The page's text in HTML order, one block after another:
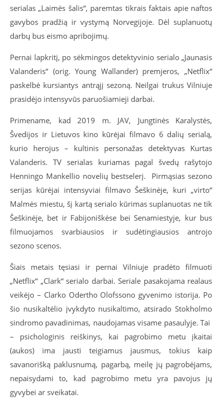
serialas „Laimės šalis“, paremtas tikrais faktais apie naftos
gavybos pradžią ir vystymą Norvegijoje. Dėl suplanuotų
darbų bus eismo apribojimų.
Pernai lapkritį, po sėkmingos detektyvinio serialo „Jaunasis
Valanderis“ (orig. Young Wallander) premjeros, „Netflix“
paskelbė kursiantys antrąjį sezoną. Neilgai trukus Vilniuje
prasidėjo intensyvūs paruošiamieji darbai.
Primename, kad 2019 m. JAV, Jungtinės Karalystės,
Švedijos ir Lietuvos kino kūrėjai filmavo 6 dalių serialą,
kurio herojus – kultinis personažas detektyvas Kurtas
Valanderis. TV serialas kuriamas pagal švedų rašytojo
Henningo Mankellio novelių bestselerį. Pirmąsias sezono
serijas kūrėjai intensyviai filmavo Šeškinėje, kuri „virto“
Malmės miestu, šį kartą serialo kūrimas suplanuotas ne tik
Šeškinėje, bet ir Fabijoniškėse bei Senamiestyje, kur bus
filmuojamos svarbiausios ir sudėtingiausios antrojo
sezono scenos.
Šiais metais tęsiasi ir pernai Vilniuje pradėto filmuoti
„Netflix“ „Clark“ serialo darbai. Seriale pasakojama realaus
veikėjo – Clarko Odertho Olofssono gyvenimo istorija. Po
šio nusikaltėlio įvykdyto nusikaltimo, atsirado Stokholmo
sindromo pavadinimas, naudojamas visame pasaulyje. Tai
– psichologinis reiškinys, kai pagrobimo metu įkaitai
(aukos) ima jausti teigiamus jausmus, tokius kaip
savanorišką paklusnumą, pagarbą, meilę jų pagrobėjams,
nepaisydami to, kad pagrobimo metu yra pavojus jų
gyvybei ar sveikatai.